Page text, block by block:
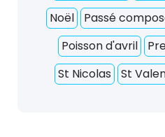
Noël
Passé
Poisson d'avril
St Nicolas
St